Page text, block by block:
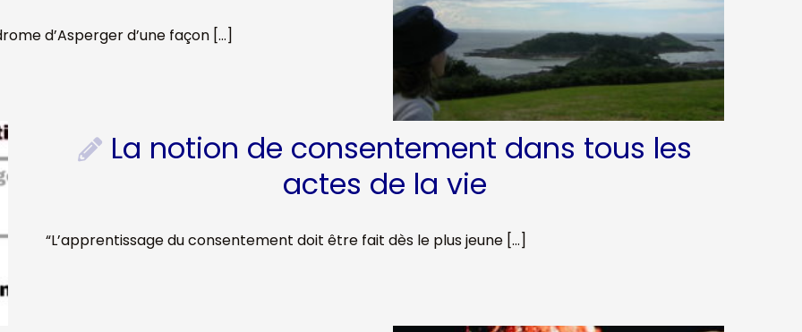
d’Asperger d’une façon […]
La notion de consentement dans tous les
actes de la vie
“L’apprentissage du consentement doit être fait dès le plus jeune […]